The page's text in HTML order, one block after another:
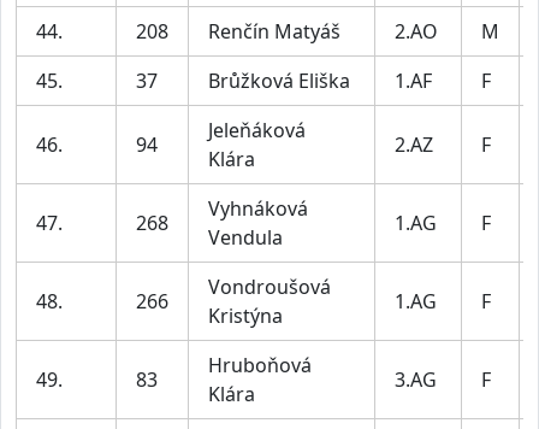
44.
208 Renčín Matyáš 2.AO
M
45.
37 Brůžková Eliška 1.AF F
46. 94
Jeleňáková
Klára
2.AZ F
47. 268
Vyhnáková
Vendula
1.AG F
48. 266
Vondroušová
Kristýna
1.AG F
49. 83
Hruboňová
Klára
3.AG F